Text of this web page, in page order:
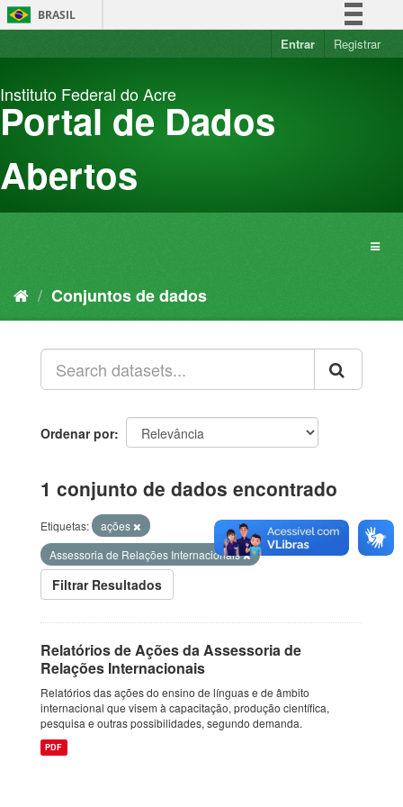
Pular
para
BRASIL
Simplifique!
Acesso à informação
Entrar Registrar
Instituto Federal do Acre
Portal de Dados
Abertos
Conjuntos de dados
Ordenar por
1 conjunto de dados encontrado
Etiquetas:
ações
Assessoria de Relações Internacionais
Filtrar Resultados
Relatórios de Ações da Assessoria de
Relações Internacionais
Relatórios das ações do ensino de línguas e de âmbito
internacional que visem à capacitação, produção científica,
pesquisa e outras possibilidades, segundo demanda.
PDF